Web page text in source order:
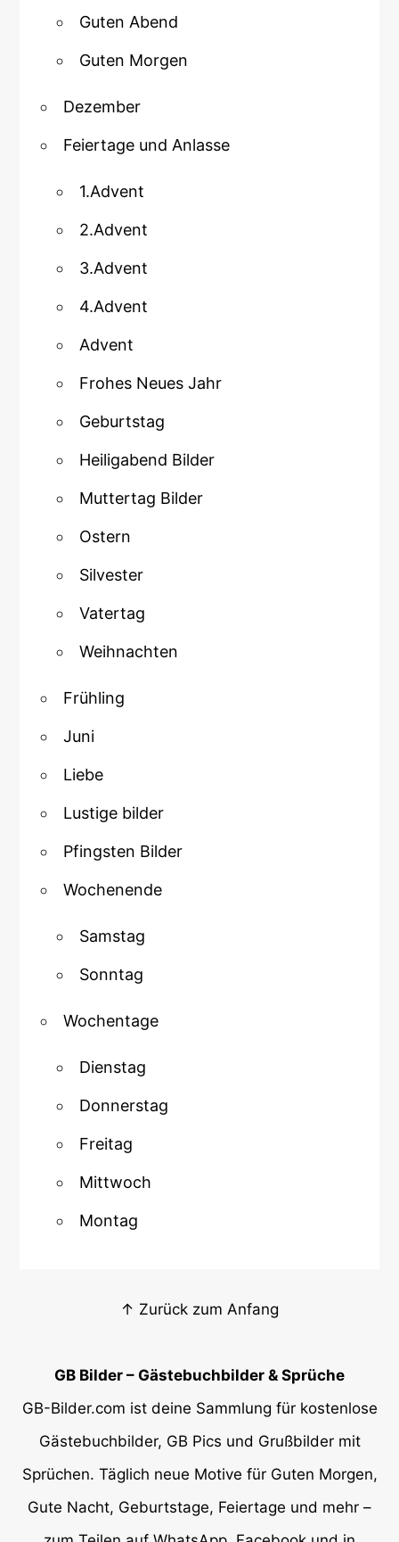
Guten Abend
Guten Morgen
Dezember
Feiertage und Anlasse
1.Advent
2.Advent
3.Advent
4.Advent
Advent
Frohes Neues Jahr
Geburtstag
Heiligabend Bilder
Muttertag Bilder
Ostern
Silvester
Vatertag
Weihnachten
Frühling
Juni
Liebe
Lustige bilder
Pfingsten Bilder
Wochenende
Samstag
Sonntag
Wochentage
Dienstag
Donnerstag
Freitag
Mittwoch
Montag
↑ Zurück zum Anfang
GB Bilder – Gästebuchbilder & Sprüche
GB-Bilder.com ist deine Sammlung für kostenlose
Gästebuchbilder, GB Pics und Grußbilder mit
Sprüchen. Täglich neue Motive für Guten Morgen,
Gute Nacht, Geburtstage, Feiertage und mehr –